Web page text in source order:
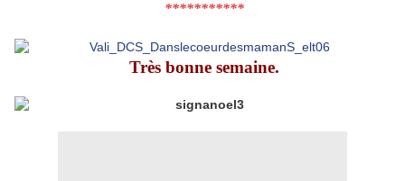
***********
Très bonne semaine.